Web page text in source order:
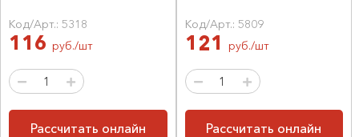
Код/Арт.: 5318
116 руб./шт
Рассчитать онлайн
Код/Арт.: 5809
121 руб./шт
Рассчитать онлайн